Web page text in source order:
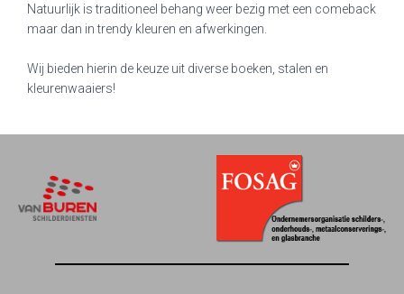
Natuurlijk is traditioneel behang weer bezig met een comeback
maar dan in trendy kleuren en afwerkingen.
Wij bieden hierin de keuze uit diverse boeken, stalen en
kleurenwaaiers!